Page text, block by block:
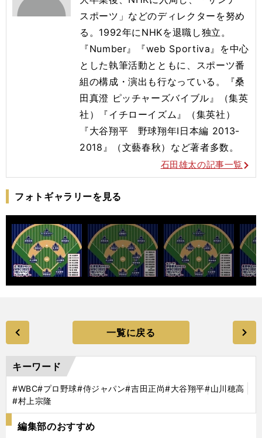
スポーツ」などのディレクターを努め
る。1992年にNHKを退職し独立。
『Number』『web Sportiva』を中心
とした執筆活動とともに、スポーツ番
組の構成・演出も行なっている。『桑
田真澄 ピッチャーズバイブル』（集英
社）『イチローイズム』（集英社）
『大谷翔平 野球翔年Ⅰ日本編 2013-
2018』（文藝春秋）など著者多数。
石田雄太の記事一覧
フォトギャラリーを見る
一覧に戻る
キーワード
#WBC#プロ野球#侍ジャパン#吉田正尚#大谷翔平#山川穂高
#村上宗隆
編集部のおすすめ